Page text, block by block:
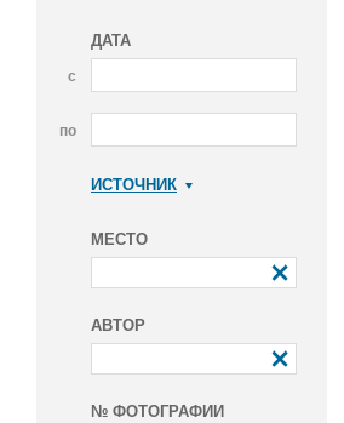
ДАТА
с
по
ИСТОЧНИК
МЕСТО
АВТОР
№ ФОТОГРАФИИ